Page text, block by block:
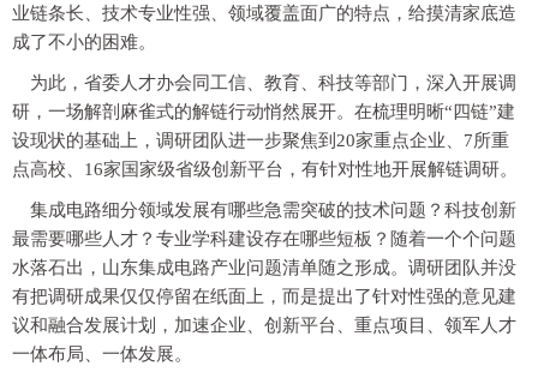
业链条长、技术专业性强、领域覆盖面广的特点，给摸清家底造
成了不小的困难。
为此，省委人才办会同工信、教育、科技等部门，深入开展调
研，一场解剖麻雀式的解链行动悄然展开。在梳理明晰“四链”建
设现状的基础上，调研团队进一步聚焦到20家重点企业、7所重
点高校、16家国家级省级创新平台，有针对性地开展解链调研。
集成电路细分领域发展有哪些急需突破的技术问题？科技创新
最需要哪些人才？专业学科建设存在哪些短板？随着一个个问题
水落石出，山东集成电路产业问题清单随之形成。调研团队并没
有把调研成果仅仅停留在纸面上，而是提出了针对性强的意见建
议和融合发展计划，加速企业、创新平台、重点项目、领军人才
一体布局、一体发展。